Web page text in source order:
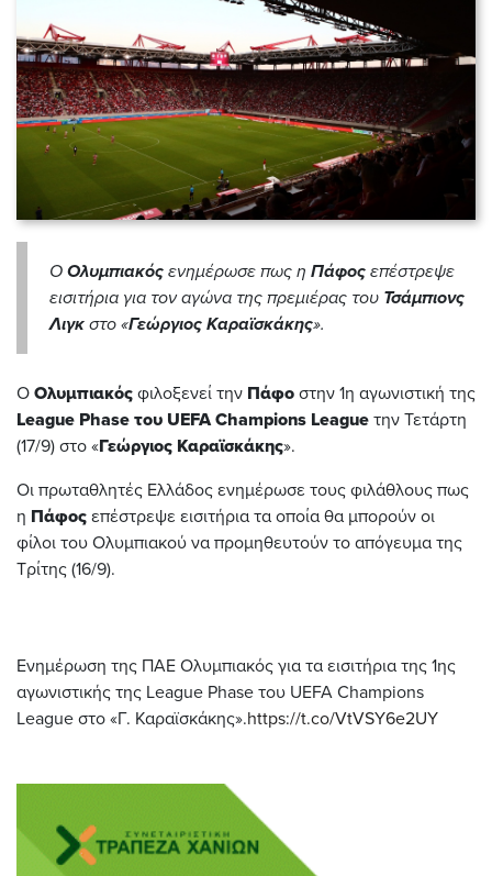
Ο Ολυμπιακός ενημέρωσε πως η Πάφος επέστρεψε
εισιτήρια για τον αγώνα της πρεμιέρας του Τσάμπιονς
Λιγκ στο «Γεώργιος Καραϊσκάκης».
Ο Ολυμπιακός φιλοξενεί την Πάφο στην 1η αγωνιστική της
League Phase του UEFA Champions League την Τετάρτη
(17/9) στο «Γεώργιος Καραϊσκάκης».
Οι πρωταθλητές Ελλάδος ενημέρωσε τους φιλάθλους πως
η Πάφος επέστρεψε εισιτήρια τα οποία θα μπορούν οι
φίλοι του Ολυμπιακού να προμηθευτούν το απόγευμα της
Τρίτης (16/9).
Ενημέρωση της ΠΑΕ Ολυμπιακός για τα εισιτήρια της 1ης
αγωνιστικής της League Phase του UEFA Champions
League στο «Γ. Καραϊσκάκης».https://t.co/VtVSY6e2UY